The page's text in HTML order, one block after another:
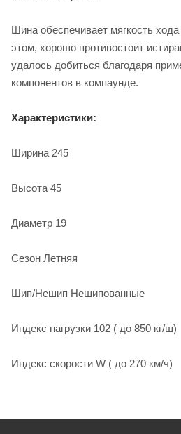
Шина обеспечивает мягкость
этом, хорошо противостоит
удалось добиться благодаря
компонентов в компаунде.
Характеристики:
Ширина 245
Высота 45
Диаметр 19
Сезон Летняя
Шип/Нешип Нешипованные
Индекс нагрузки 102 ( до 850 кг/ш)
Индекс скорости W ( до 270 км/ч)